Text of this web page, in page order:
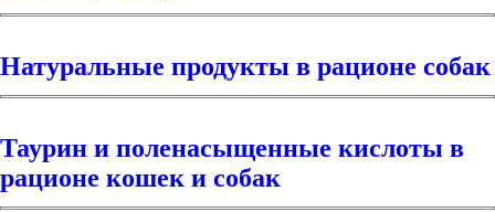
Натуральные продукты в рационе собак
Таурин и поленасыщенные кислоты в
рационе кошек и собак